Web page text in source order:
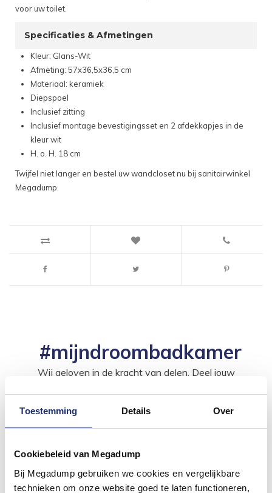
Toestemming Details Over
Cookiebeleid van Megadump
Bij Megadump gebruiken we cookies en vergelijkbare
technieken om onze website goed te laten functioneren,
voor uw toilet.
Specificaties & Afmetingen
Kleur: Glans-Wit
Afmeting: 57x36,5x36,5 cm
Materiaal: keramiek
Diepspoel
Inclusief zitting
Inclusief montage bevestigingsset en 2 afdekkapjes in de
kleur wit
H. o. H. 18 cm
Twijfel niet langer en bestel uw wandcloset nu bij sanitairwinkel
Megadump.
#mijndroombadkamer
Wij geloven in de kracht van delen. Deel jouw
en tag @megadumpnl. Samen bouwen we een
badkamerstijlen. Doe je mee?